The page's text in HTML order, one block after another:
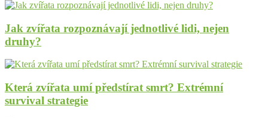
Jak zvířata rozpoznávají jednotlivé lidi, nejen
druhy?
Která zvířata umí předstírat smrt? Extrémní
survival strategie